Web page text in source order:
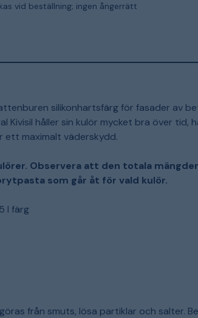
vid beställning; ingen ångerrätt
silikonhartsfärg för fasader av
Kivisil håller sin kulör mycket bra över tid,
ett maximalt väderskydd.
Observera att den totala
som går åt för vald kulör.
l färg
från smuts, lösa partiklar och salter.